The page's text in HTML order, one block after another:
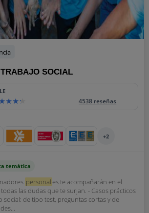
SOCIAL
4538 reseñas
+2
temática
personal es te acompañarán en el
las dudas que te surjan. - Casos prácticos
social: de tipo test, preguntas cortas y de